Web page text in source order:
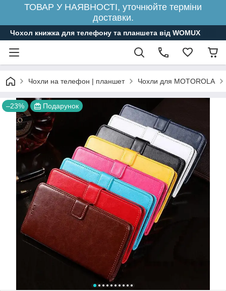
ТОВАР У НАЯВНОСТІ, уточнюйте терміни
доставки.
Чохол книжка для телефону та планшета від WOMUX
Чохли на телефон | планшет Чохли для MOTOROLA
–23% Подарунок